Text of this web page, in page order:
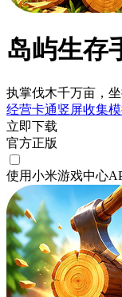
岛屿生存
执掌伐木千万亩，
经营卡通竖屏收集
立即下载
官方正版
使用小米游戏中心